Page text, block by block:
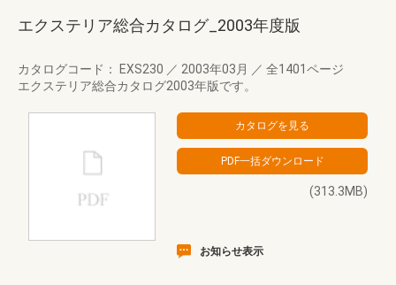
エクステリア総合カタログ_2003年度版
カタログコード： EXS230 ／ 2003年03月 ／ 全1401ページ
エクステリア総合カタログ2003年版です。
(313.3MB)
お知らせ表示